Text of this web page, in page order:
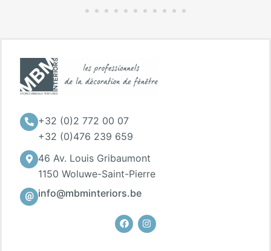
+32 (0)2 772 00 07
+32 (0)476 239 659
46 Av. Louis Gribaumont
1150 Woluwe-Saint-Pierre
info@mbminteriors.be
FacebookInstagram